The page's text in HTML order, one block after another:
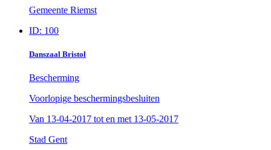
Gemeente Riemst
ID: 100
Danszaal Bristol
Bescherming
Voorlopige beschermingsbesluiten
Van 13-04-2017 tot en met 13-05-2017
Stad Gent